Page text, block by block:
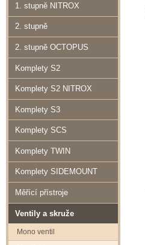
1. stupně NITROX
2. stupně
2. stupně OCTOPUS
Komplety S2
Komplety S2 NITROX
Komplety S3
Komplety SCS
Komplety TWIN
Komplety SIDEMOUNT
Měřící přístroje
Ventily a skruže
Mono ventil